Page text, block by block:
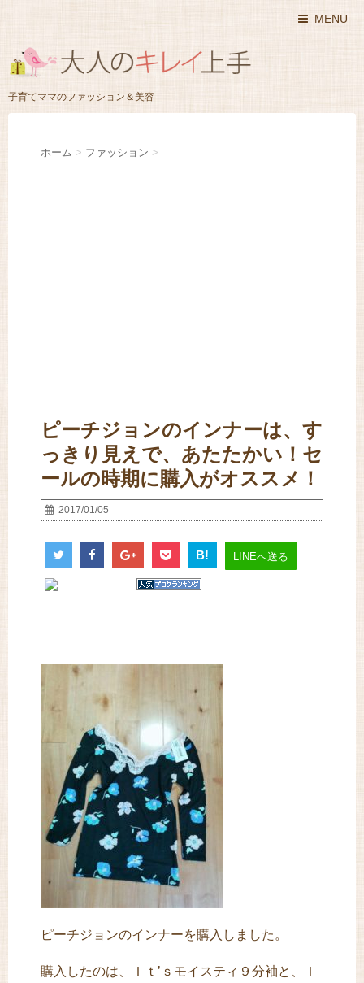
MENU
子育てママのファッション＆美容
ホーム > ファッション >
ピーチジョンのインナーは、す
っきり見えで、あたたかい！セ
ールの時期に購入がオススメ！
2017/01/05
B! LINEへ送る
ピーチジョンのインナーを購入しました。
購入したのは、Ｉｔ’ｓモイスティ９分袖と、Ｉ